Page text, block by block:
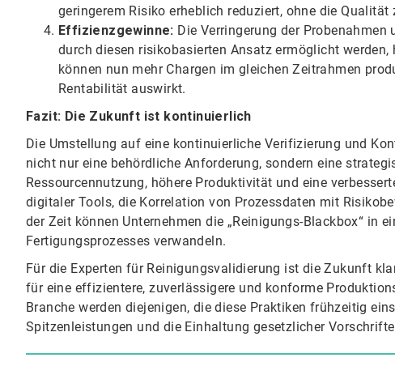
geringerem Risiko erheblich reduziert, ohne die Qualität
Effizienzgewinne: Die Verringerung der
durch diesen risikobasierten Ansatz ermöglicht
können nun mehr Chargen im gleichen Zeitrahmen
Rentabilität auswirkt.
Fazit: Die Zukunft ist kontinuierlich
Die Umstellung auf eine kontinuierliche Verifizierung und
nicht nur eine behördliche Anforderung, sondern eine
Ressourcennutzung, höhere Produktivität und eine
digitaler Tools, die Korrelation von Prozessdaten mit
der Zeit können Unternehmen die „Reinigungs-Blackbox“ in
Fertigungsprozesses verwandeln.
Für die Experten für Reinigungsvalidierung ist die Zukunft
für eine effizientere, zuverlässigere und konforme
Branche werden diejenigen, die diese Praktiken frühzeitig
Spitzenleistungen und die Einhaltung gesetzlicher